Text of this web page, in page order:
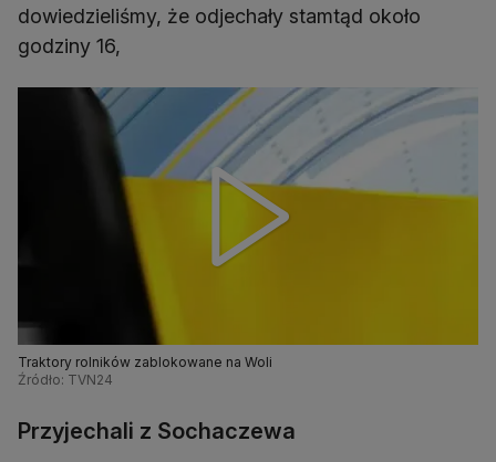
dowiedzieliśmy, że odjechały stamtąd około
godziny 16,
Traktory rolników zablokowane na Woli
Źródło: TVN24
Przyjechali z Sochaczewa